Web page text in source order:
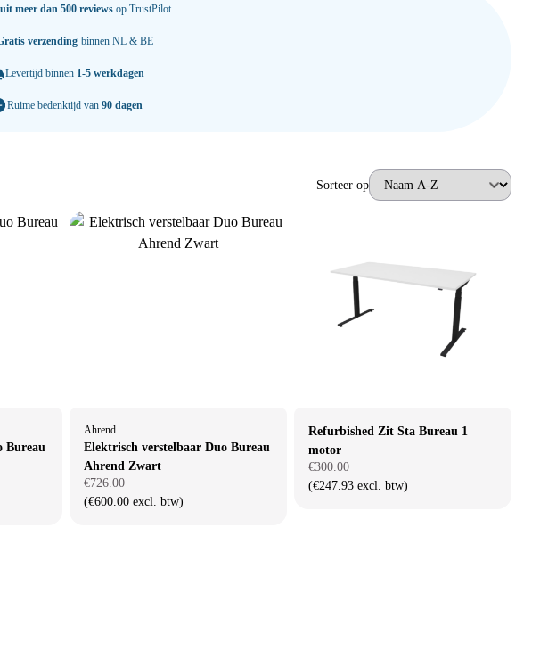
uit meer dan 500 reviews op TrustPilot
verzending binnen NL & BE
Levertijd binnen 1-5 werkdagen
Ruime bedenktijd van 90 dagen
Sorteer op
Bureau
Ahrend
Elektrisch verstelbaar Duo Bureau
Ahrend Zwart
€726.00
(€600.00 excl. btw)
Refurbished Zit Sta Bureau 1
motor
€300.00
(€247.93 excl. btw)